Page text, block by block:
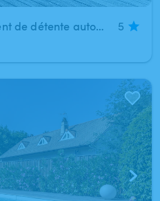
Venez profiter d’un moment de détente autour d’une grande piscine bien ensoleillée
5